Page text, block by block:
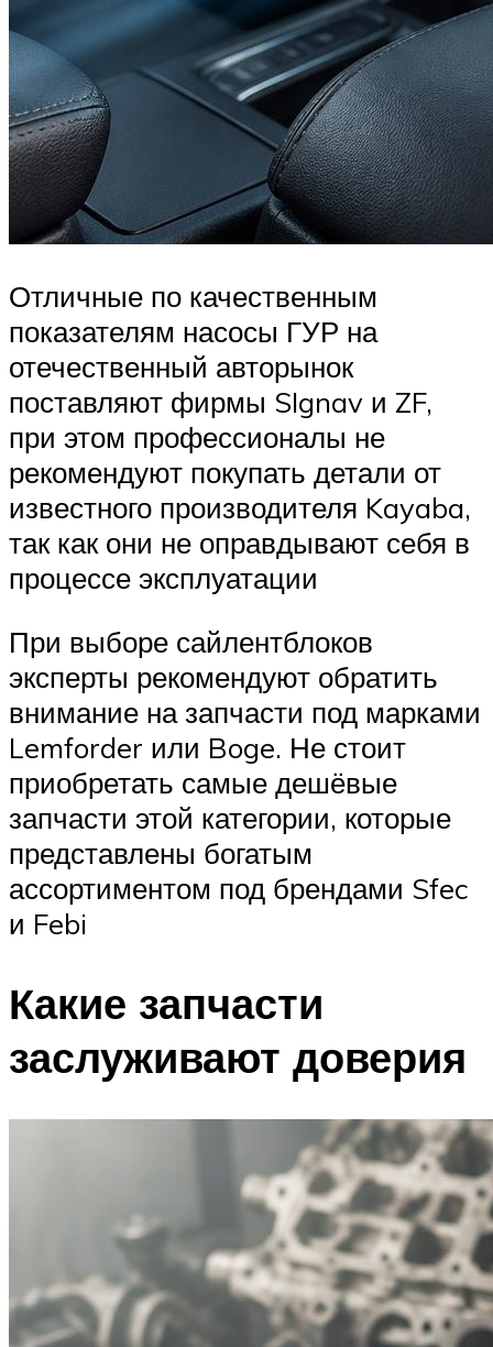
Отличные по качественным
показателям насосы ГУР на
отечественный авторынок
поставляют фирмы SIgnav и ZF,
при этом профессионалы не
рекомендуют покупать детали от
известного производителя Kayaba,
так как они не оправдывают себя в
процессе эксплуатации
При выборе сайлентблоков
эксперты рекомендуют обратить
внимание на запчасти под марками
Lemforder или Boge. Не стоит
приобретать самые дешёвые
запчасти этой категории, которые
представлены богатым
ассортиментом под брендами Sfec
и Febi
Какие запчасти
заслуживают доверия